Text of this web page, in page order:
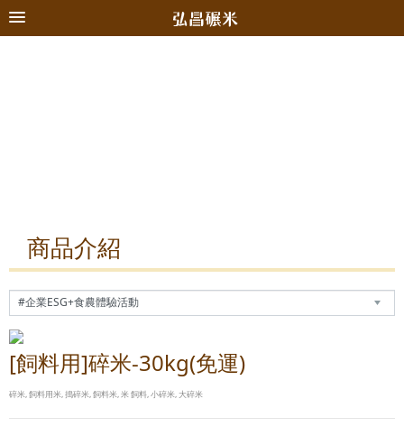
商品介紹
[飼料用]碎米-30kg(免運)
碎米, 飼料用米, 搗碎米, 飼料米, 米 飼料, 小碎米, 大碎米